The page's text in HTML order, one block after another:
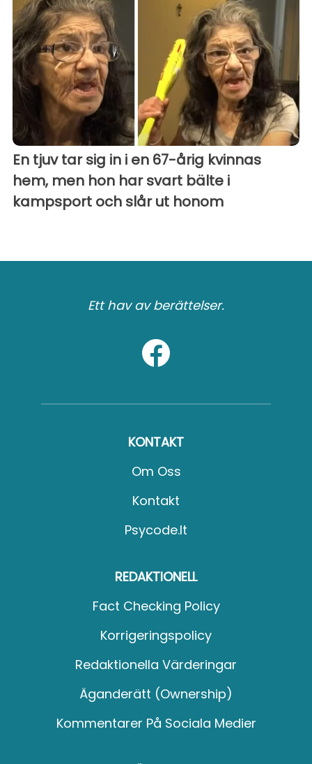
En tjuv tar sig in i en 67-årig kvinnas
hem, men hon har svart bälte i
kampsport och slår ut honom
Ett hav av berättelser.
KONTAKT
Om Oss
Kontakt
Psycode.it
REDAKTIONELL
Fact Checking Policy
Korrigeringspolicy
Redaktionella Värderingar
Äganderätt (Ownership)
Kommentarer På Sociala Medier